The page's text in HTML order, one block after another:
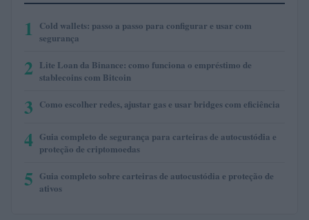
1
Cold wallets: passo a passo para configurar e usar com
segurança
2 Lite Loan da Binance: como funciona o empréstimo de
stablecoins com Bitcoin
3 Como escolher redes, ajustar gas e usar bridges com eficiência
4 Guia completo de segurança para carteiras de autocustódia e
proteção de criptomoedas
5 Guia completo sobre carteiras de autocustódia e proteção de
ativos